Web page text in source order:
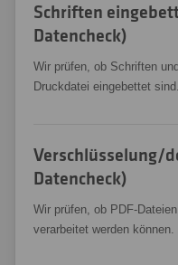
Schriften
Datencheck)
Wir prüfen, ob Schriften
Druckdatei eingebettet sind.
Verschlüsselung/
Datencheck)
Wir prüfen, ob PDF-
verarbeitet werden können.